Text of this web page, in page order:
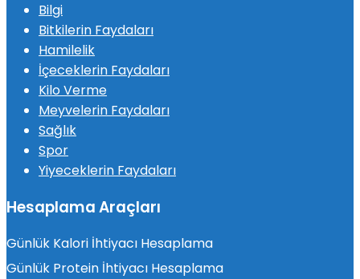
Bilgi
Bitkilerin Faydaları
Hamilelik
İçeceklerin Faydaları
Kilo Verme
Meyvelerin Faydaları
Sağlık
Spor
Yiyeceklerin Faydaları
Hesaplama Araçları
Günlük Kalori İhtiyacı Hesaplama
Günlük Protein İhtiyacı Hesaplama